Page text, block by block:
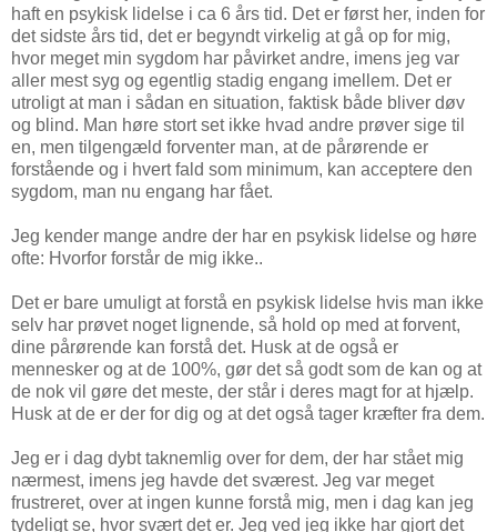
haft en psykisk lidelse i ca 6 års tid. Det er først her, inden for
det sidste års tid, det er begyndt virkelig at gå op for mig,
hvor meget min sygdom har påvirket andre, imens jeg var
aller mest syg og egentlig stadig engang imellem. Det er
utroligt at man i sådan en situation, faktisk både bliver døv
og blind. Man høre stort set ikke hvad andre prøver sige til
en, men tilgengæld forventer man, at de pårørende er
forstående og i hvert fald som minimum, kan acceptere den
sygdom, man nu engang har fået.
Jeg kender mange andre der har en psykisk lidelse og høre
ofte: Hvorfor forstår de mig ikke..
Det er bare umuligt at forstå en psykisk lidelse hvis man ikke
selv har prøvet noget lignende, så hold op med at forvent,
dine pårørende kan forstå det. Husk at de også er
mennesker og at de 100%, gør det så godt som de kan og at
de nok vil gøre det meste, der står i deres magt for at hjælp.
Husk at de er der for dig og at det også tager kræfter fra dem.
Jeg er i dag dybt taknemlig over for dem, der har stået mig
nærmest, imens jeg havde det sværest. Jeg var meget
frustreret, over at ingen kunne forstå mig, men i dag kan jeg
tydeligt se, hvor svært det er. Jeg ved jeg ikke har gjort det